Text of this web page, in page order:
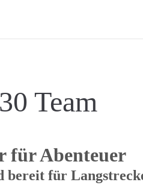
Team
für Abenteuer
bereit für